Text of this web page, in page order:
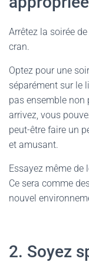
Arrêtez la soirée
cran.
Optez pour une
séparément sur le
pas ensemble non
arrivez, vous
peut-être faire un
et amusant.
Essayez même de
Ce sera comme
nouvel
2. Soyez